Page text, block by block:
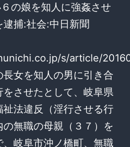
の娘を知人に強姦させ
捕:社会:中日新聞
s/article/
女を知人の男に引き合
させたとして、岐阜県
法違反（淫行させる行
無職の母親（３７）を
岐阜市沖ノ橋町、無職